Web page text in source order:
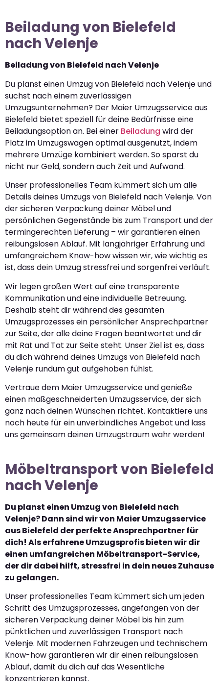
Beiladung von Bielefeld
nach Velenje
Beiladung von Bielefeld nach Velenje
Du planst einen Umzug von Bielefeld nach Velenje und
suchst nach einem zuverlässigen
Umzugsunternehmen? Der Maier Umzugsservice aus
Bielefeld bietet speziell für deine Bedürfnisse eine
Beiladungsoption an. Bei einer Beiladung wird der
Platz im Umzugswagen optimal ausgenutzt, indem
mehrere Umzüge kombiniert werden. So sparst du
nicht nur Geld, sondern auch Zeit und Aufwand.
Unser professionelles Team kümmert sich um alle
Details deines Umzugs von Bielefeld nach Velenje. Von
der sicheren Verpackung deiner Möbel und
persönlichen Gegenstände bis zum Transport und der
termingerechten Lieferung – wir garantieren einen
reibungslosen Ablauf. Mit langjähriger Erfahrung und
umfangreichem Know-how wissen wir, wie wichtig es
ist, dass dein Umzug stressfrei und sorgenfrei verläuft.
Wir legen großen Wert auf eine transparente
Kommunikation und eine individuelle Betreuung.
Deshalb steht dir während des gesamten
Umzugsprozesses ein persönlicher Ansprechpartner
zur Seite, der alle deine Fragen beantwortet und dir
mit Rat und Tat zur Seite steht. Unser Ziel ist es, dass
du dich während deines Umzugs von Bielefeld nach
Velenje rundum gut aufgehoben fühlst.
Vertraue dem Maier Umzugsservice und genieße
einen maßgeschneiderten Umzugsservice, der sich
ganz nach deinen Wünschen richtet. Kontaktiere uns
noch heute für ein unverbindliches Angebot und lass
uns gemeinsam deinen Umzugstraum wahr werden!
Möbeltransport von Bielefeld
nach Velenje
Du planst einen Umzug von Bielefeld nach
Velenje? Dann sind wir von Maier Umzugsservice
aus Bielefeld der perfekte Ansprechpartner für
dich! Als erfahrene Umzugsprofis bieten wir dir
einen umfangreichen Möbeltransport-Service,
der dir dabei hilft, stressfrei in dein neues Zuhause
zu gelangen.
Unser professionelles Team kümmert sich um jeden
Schritt des Umzugsprozesses, angefangen von der
sicheren Verpackung deiner Möbel bis hin zum
pünktlichen und zuverlässigen Transport nach
Velenje. Mit modernen Fahrzeugen und technischem
Know-how garantieren wir dir einen reibungslosen
Ablauf, damit du dich auf das Wesentliche
konzentrieren kannst.